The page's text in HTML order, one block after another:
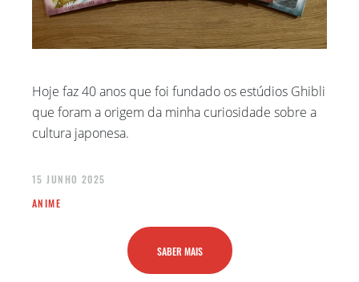
Hoje faz 40 anos que foi fundado os estúdios Ghibli
que foram a origem da minha curiosidade sobre a
cultura japonesa.
15 JUNHO 2025
ANIME
SABER MAIS